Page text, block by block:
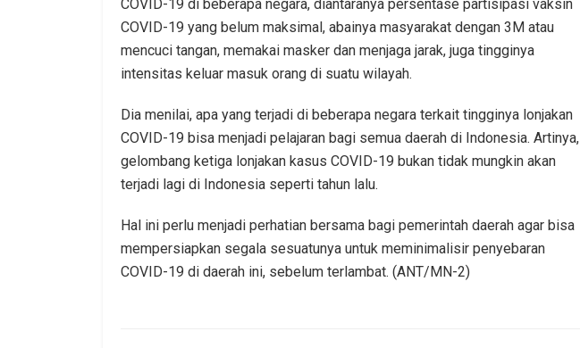
COVID-19 di beberapa negara, diantaranya persentase partisipasi vaksin
COVID-19 yang belum maksimal, abainya masyarakat dengan 3M atau
mencuci tangan, memakai masker dan menjaga jarak, juga tingginya
intensitas keluar masuk orang di suatu wilayah.
Dia menilai, apa yang terjadi di beberapa negara terkait tingginya lonjakan
COVID-19 bisa menjadi pelajaran bagi semua daerah di Indonesia. Artinya,
gelombang ketiga lonjakan kasus COVID-19 bukan tidak mungkin akan
terjadi lagi di Indonesia seperti tahun lalu.
Hal ini perlu menjadi perhatian bersama bagi pemerintah daerah agar bisa
mempersiapkan segala sesuatunya untuk meminimalisir penyebaran
COVID-19 di daerah ini, sebelum terlambat. (ANT/MN-2)